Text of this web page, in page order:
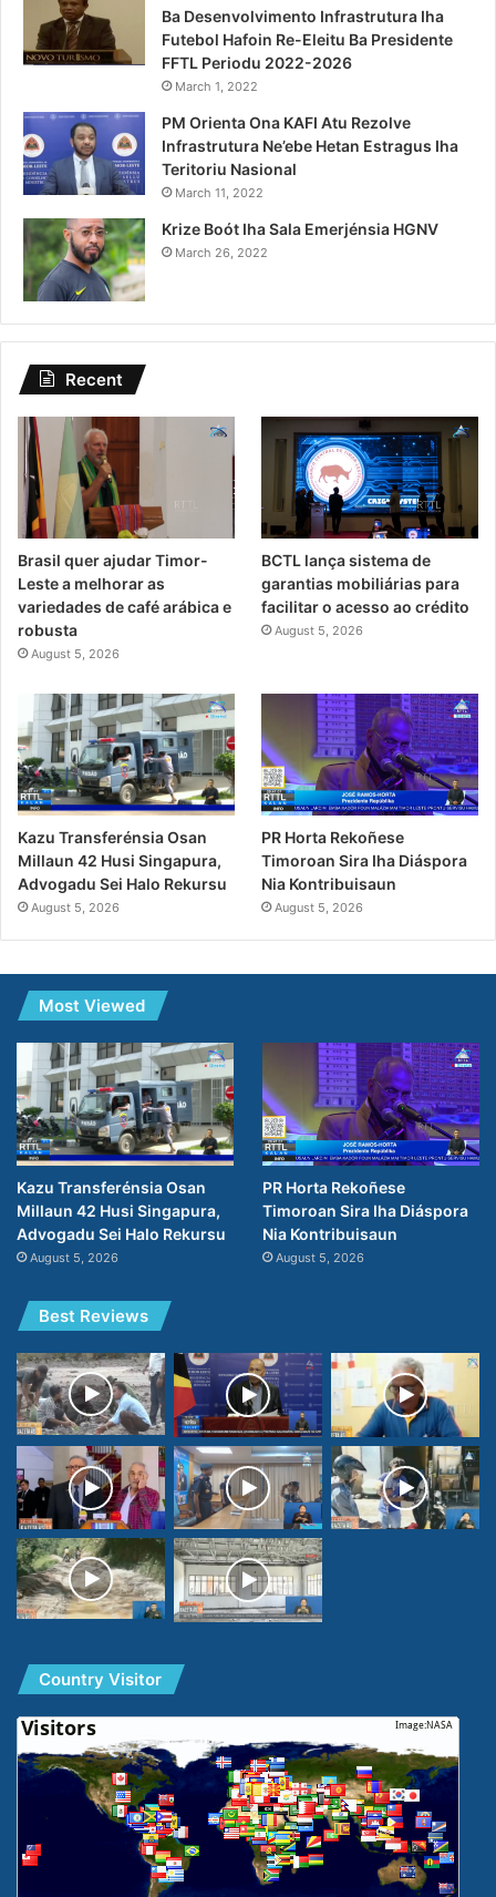
Ba Desenvolvimento Infrastrutura Iha
Futebol Hafoin Re-Eleitu Ba Presidente
FFTL Periodu 2022-2026
March 1, 2022
PM Orienta Ona KAFI Atu Rezolve
Infrastrutura Ne’ebe Hetan Estragus Iha
Teritoriu Nasional
March 11, 2022
Krize Boót Iha Sala Emerjénsia HGNV
March 26, 2022
Recent
Brasil quer ajudar Timor-
Leste a melhorar as
variedades de café arábica e
robusta
August 5, 2026
BCTL lança sistema de
garantias mobiliárias para
facilitar o acesso ao crédito
August 5, 2026
Kazu Transferénsia Osan
Millaun 42 Husi Singapura,
Advogadu Sei Halo Rekursu
August 5, 2026
PR Horta Rekoñese
Timoroan Sira Iha Diáspora
Nia Kontribuisaun
August 5, 2026
Most Viewed
Kazu Transferénsia Osan
Millaun 42 Husi Singapura,
Advogadu Sei Halo Rekursu
August 5, 2026
PR Horta Rekoñese
Timoroan Sira Iha Diáspora
Nia Kontribuisaun
August 5, 2026
Best Reviews
Country Visitor